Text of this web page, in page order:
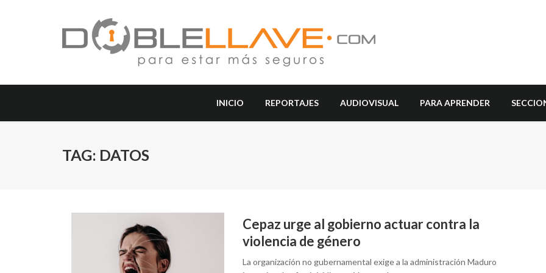
INICIO REPORTAJES AUDIOVISUAL PARA APRENDER
TAG: DATOS
Cepaz urge al gobierno actuar contra la
violencia de género
La organización no gubernamental exige a la administración Maduro